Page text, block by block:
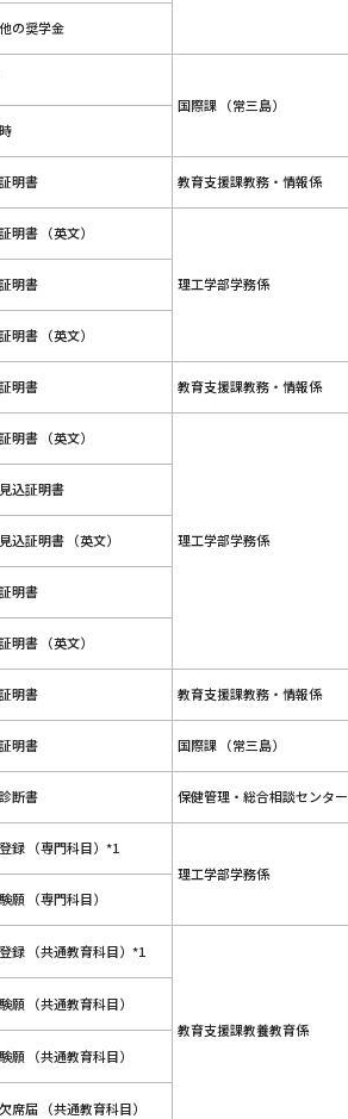
の奨学金
国際課 （常三島）
明書 教育支援課教務・情報係
明書 （英文）
理工学部学務係
明書
明書 （英文）
明書 教育支援課教務・情報係
明書 （英文）
理工学部学務係
込証明書
込証明書 （英文）
明書
明書 （英文）
明書 教育支援課教務・情報係
明書 国際課 （常三島）
断書 保健管理・総合相談センター
録 （専門科目）*1
理工学部学務係
願 （専門科目）
録 （共通教育科目）*1
教育支援課教養教育係
願 （共通教育科目）
願 （共通教育科目）
席届 （共通教育科目）